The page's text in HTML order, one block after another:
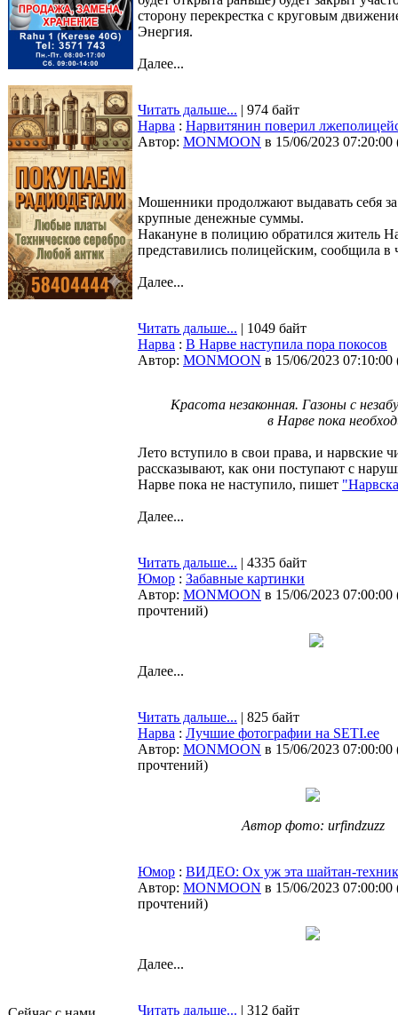
сторону перекрестка с круговым
Энергия.
Далее...
Читать дальше... | 974 байт
Нарва : Нарвитянин поверил
Автор: MONMOON в 15/06/2023 07:20:00
Мошенники продолжают выдавать себя
крупные денежные суммы.
Накануне в полицию обратился житель
представились полицейским, сообщила
Далее...
Читать дальше... | 1049 байт
Нарва : В Нарве наступила пора покосов
Автор: MONMOON в 15/06/2023 07:10:00
Красота незаконная. Газоны с
в Нарве пока
Лето вступило в свои права, и нарвские
рассказывают, как они поступают с
Нарве пока не наступило, пишет
Далее...
Читать дальше... | 4335 байт
Юмор : Забавные картинки
Автор: MONMOON в 15/06/2023 07:00:00
прочтений)
Далее...
Читать дальше... | 825 байт
Нарва : Лучшие фотографии на SETI.ee
Автор: MONMOON в 15/06/2023 07:00:00
прочтений)
Автор фото: urfindzuzz
Юмор : ВИДЕО: Ох уж эта шайтан-
Автор: MONMOON в 15/06/2023 07:00:00
прочтений)
Далее...
Читать дальше... | 312 байт